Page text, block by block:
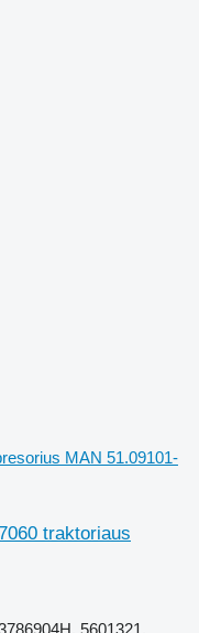
MAN 51.09101-
traktoriaus
5601321,